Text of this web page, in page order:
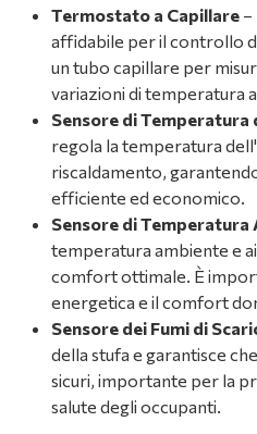
Termostato a Capillare –
affidabile per il controllo
un tubo capillare per
variazioni di temperatura
Sensore di Temperatura
regola la temperatura
riscaldamento,
efficiente ed economico.
Sensore di Temperatura
temperatura ambiente e
comfort ottimale. È
energetica e il comfort
Sensore dei Fumi di
della stufa e garantisce
sicuri, importante per la
salute degli occupanti.